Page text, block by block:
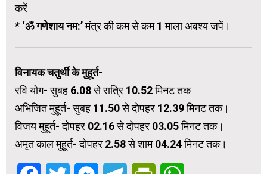
करें
* ‘ॐ गणेशाय नम:’मंत्र की कम से कम 1 माला अवश्य जपें।
विनायक चतुर्थी के मुहूर्त-
रवि योग- सुबह 6.08 से रात्रि 10.52 मिनट तक
अभिजित मुहूर्त- सुबह 11.50 से दोपहर 12.39 मिनट तक।
विजय मुहूर्त- दोपहर 02.16 से दोपहर 03.05 मिनट तक।
अमृत काल मुहूर्त- दोपहर 2.58 से शाम 04.24 मिनट तक।